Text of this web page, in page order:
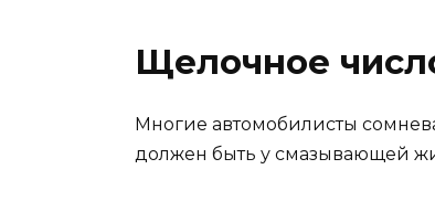
Щелочное
Многие автомобилисты
должен быть у смазывающей